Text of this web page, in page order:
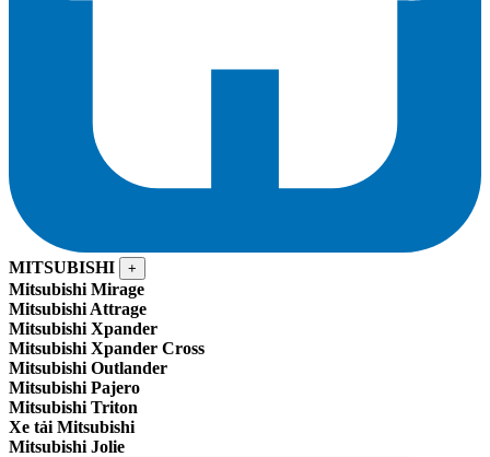
MITSUBISHI +
Mitsubishi Mirage
Mitsubishi Attrage
Mitsubishi Xpander
Mitsubishi Xpander Cross
Mitsubishi Outlander
Mitsubishi Pajero
Mitsubishi Triton
Xe tải Mitsubishi
Mitsubishi Jolie